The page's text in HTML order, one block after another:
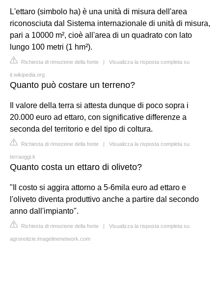
L'ettaro (simbolo ha) è una unità di misura dell'area
riconosciuta dal Sistema internazionale di unità di misura,
pari a 10000 m², cioè all'area di un quadrato con lato
lungo 100 metri (1 hm²).
Richiesta di rimozione della fonte | Visualizza la risposta completa su
it.wikipedia.org
Quanto può costare un terreno?
Il valore della terra si attesta dunque di poco sopra i
20.000 euro ad ettaro, con significative differenze a
seconda del territorio e del tipo di coltura.
Richiesta di rimozione della fonte | Visualizza la risposta completa su
terraoggi.it
Quanto costa un ettaro di oliveto?
"Il costo si aggira attorno a 5-6mila euro ad ettaro e
l'oliveto diventa produttivo anche a partire dal secondo
anno dall'impianto".
Richiesta di rimozione della fonte | Visualizza la risposta completa su
agronotizie.imagelinenetwork.com